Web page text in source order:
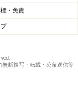
・免責
断複写・転載・公衆送信等